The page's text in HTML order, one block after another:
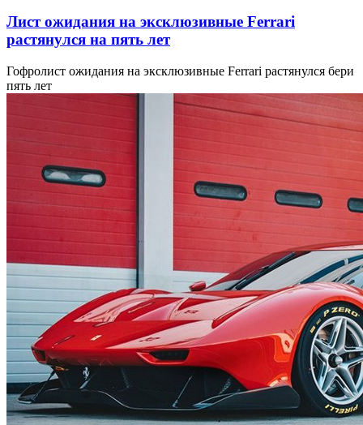
Лист ожидания на эксклюзивные Ferrari
растянулся на пять лет
Гофролист ожидания на эксклюзивные Ferrari растянулся бери
пять лет